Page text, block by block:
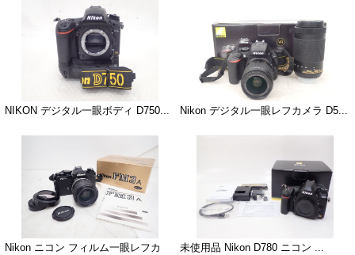
NIKON デジタル一眼ボディ D750... Nikon デジタル一眼レフカメラ D5...
Nikon ニコン フィルム一眼レフカ
未使用品 Nikon D780 ニコン ...